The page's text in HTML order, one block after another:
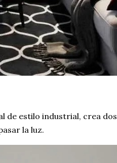
de estilo industrial, crea dos
la luz.